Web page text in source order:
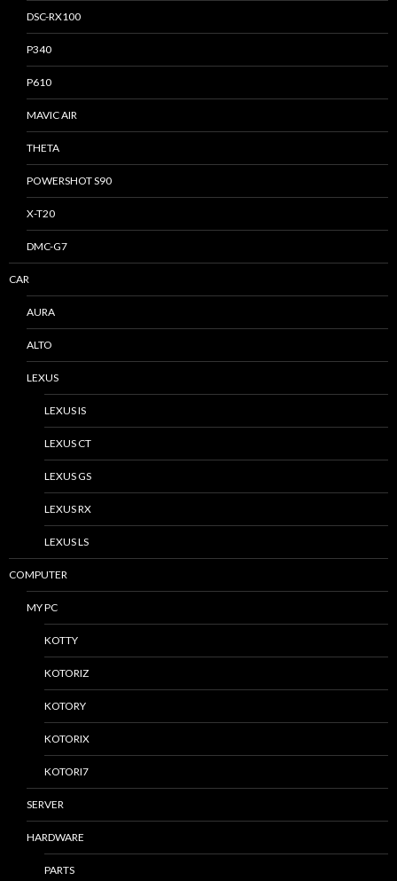
DSC-RX100
P340
P610
MAVIC AIR
THETA
POWERSHOT S90
X-T20
DMC-G7
CAR
AURA
ALTO
LEXUS
LEXUS IS
LEXUS CT
LEXUS GS
LEXUS RX
LEXUS LS
COMPUTER
MY PC
KOTTY
KOTORIZ
KOTORY
KOTORIX
KOTORI7
SERVER
HARDWARE
PARTS